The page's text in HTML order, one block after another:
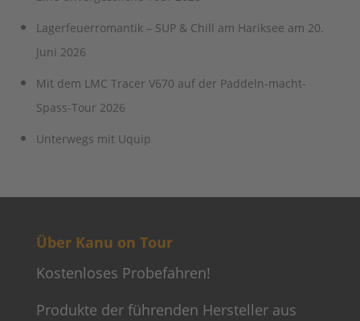
Lagerfeuerromantik – SUP & Chill am Hariksee am 20.
Juni 2026
Mit dem LMC Tracer V670 auf der Paddeln-macht-
Spass-Tour 2026
Unterwegs mit Uquip
Über Kanu on Tour
Kostenloses Probefahren!
Produkte der führenden Hersteller aus